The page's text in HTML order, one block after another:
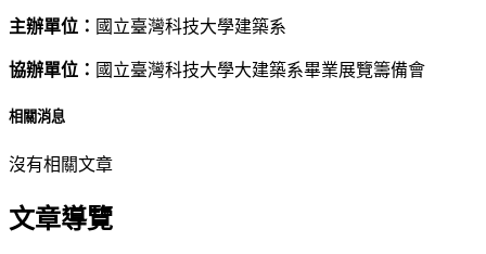
主辦單位： 國立臺灣科技大學建築系
協辦單位： 國立臺灣科技大學大建築系畢業展覽籌備會
相關消息
沒有相關文章
文章導覽